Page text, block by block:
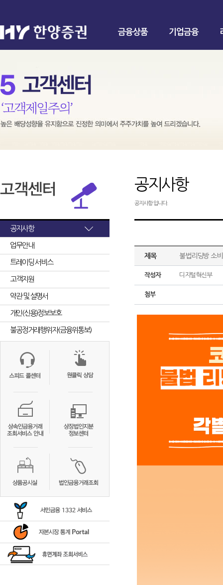
금융상품 기업금융
공지사항
업무안내
트레이딩 서비스
고객지원
약관 및 설명서
개인(신용)정보보호
불공정거래행위자(금융위통보)
공지사항
공지사항 입니다.
제목 불법리딩방 소
작성자 디지털혁신부
첨부